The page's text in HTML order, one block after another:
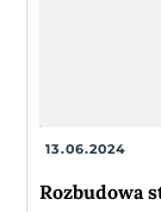
13.06.2024
Rozbudowa